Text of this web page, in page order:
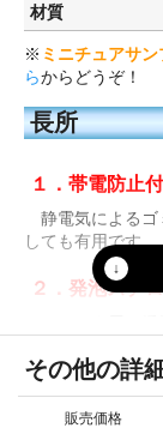
材質
※ ミニチュアサン
らからどうぞ！
長所
１．帯電防止
静電気によるゴ
しても有用です。
２．発泡スチ
曲げても割れにく
その他の詳
販売価格